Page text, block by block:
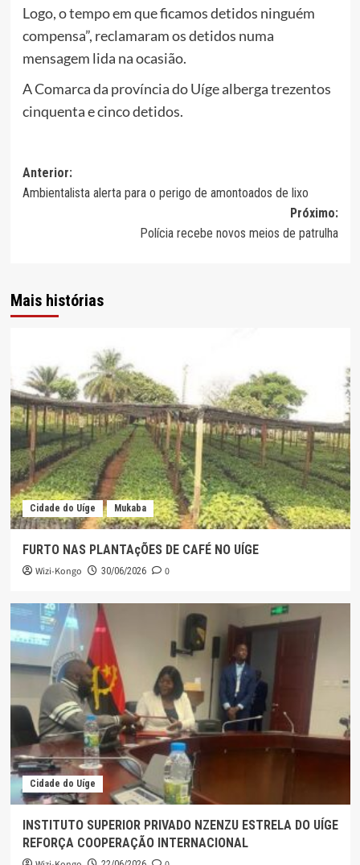
Logo, o tempo em que ficamos detidos ninguém
compensa”, reclamaram os detidos numa
mensagem lida na ocasião.
A Comarca da província do Uíge alberga trezentos
cinquenta e cinco detidos.
Navegação
de
Anterior:
Ambientalista alerta para o perigo de amontoados de lixo
Próximo:
Polícia recebe novos meios de patrulha
Mais histórias
Cidade do Uíge Mukaba
FURTO NAS PLANTAçÕES DE CAFÉ NO UÍGE
Wizi-Kongo 30/06/2026 0
Cidade do Uíge
INSTITUTO SUPERIOR PRIVADO NZENZU ESTRELA DO UÍGE
REFORÇA COOPERAÇÃO INTERNACIONAL